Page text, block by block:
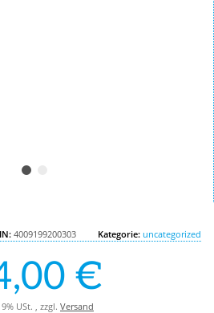
4009199200303 Kategorie: uncategorized
€
USt. , zzgl. Versand